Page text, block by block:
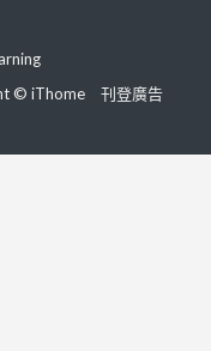
© iThome
刊登廣告